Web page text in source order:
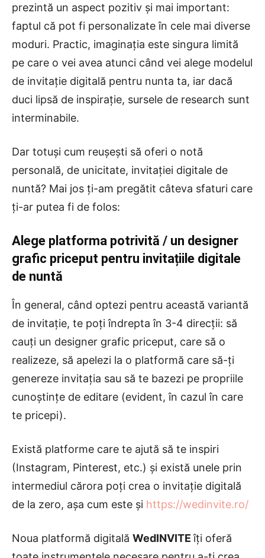
prezintă un aspect pozitiv și mai important:
faptul că pot fi personalizate în cele mai diverse
moduri. Practic, imaginația este singura limită
pe care o vei avea atunci când vei alege modelul
de invitație digitală pentru nunta ta, iar dacă
duci lipsă de inspirație, sursele de research sunt
interminabile.
Dar totuși cum reușești să oferi o notă
personală, de unicitate, invitației digitale de
nuntă? Mai jos ți-am pregătit câteva sfaturi care
ți-ar putea fi de folos:
Alege platforma potrivită / un designer
grafic priceput pentru invitațiile digitale
de nuntă
În general, când optezi pentru această variantă
de invitație, te poți îndrepta în 3-4 direcții: să
cauți un designer grafic priceput, care să o
realizeze, să apelezi la o platformă care să-ți
genereze invitația sau să te bazezi pe propriile
cunoștințe de editare (evident, în cazul în care
te pricepi).
Există platforme care te ajută să te inspiri
(Instagram, Pinterest, etc.) și există unele prin
intermediul cărora poți crea o invitație digitală
de la zero, așa cum este și https://wedinvite.ro/
Noua platformă digitală WedINVITEîți oferă